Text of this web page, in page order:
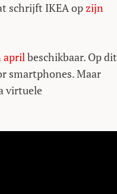
schrijft IKEA opzijn
aprilbeschikbaar. Op dit
smartphones. Maar
virtuele